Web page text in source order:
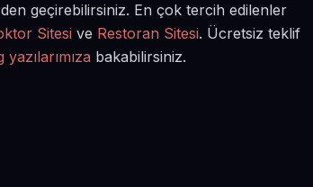
geçirebilirsiniz. En çok tercih edilenler
Sitesi ve Restoran Sitesi. Ücretsiz teklif
yazılarımıza bakabilirsiniz.